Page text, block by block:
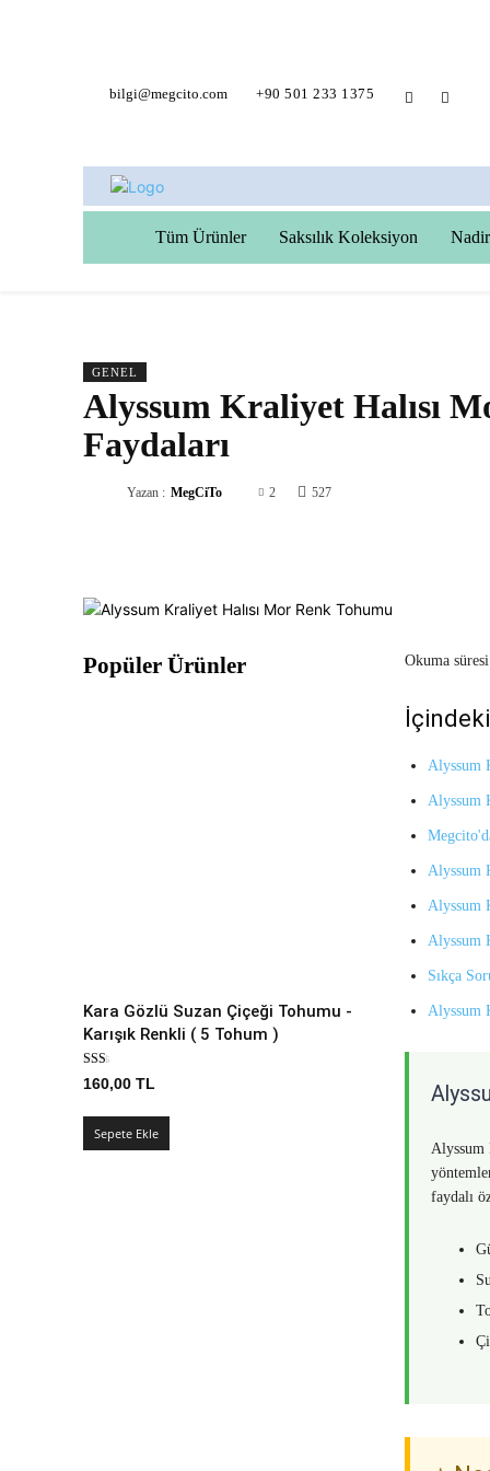
bilgi@megcito.com +90 501 233 1375
Tüm Ürünler Saksılık Koleksiyon
GENEL
Alyssum Kraliyet Halısı
Faydaları
Yazan : MegCiTo 2 527
Popüler Ürünler
Kara Gözlü Suzan Çiçeği Tohumu -
Karışık Renkli ( 5 Tohum )
160,00 TL
Sepete Ekle
Okuma
Alyssum
Alyssum
Alyssum
Alyssum
Alyssum
Sıkça
Alyssum
Alyssum
faydalı